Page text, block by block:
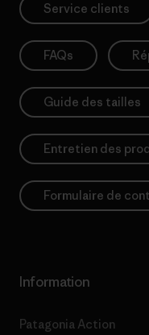
Service clients
FAQs
Guide des tailles
Entretien des
Formulaire de
Information
Patagonia Action